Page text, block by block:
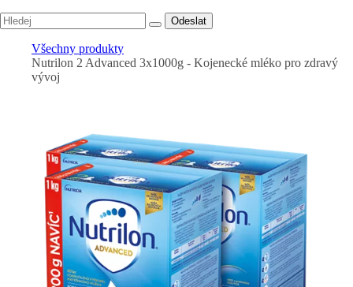
Odeslat
Všechny produkty
Nutrilon 2 Advanced 3x1000g - Kojenecké mléko pro zdravý
vývoj